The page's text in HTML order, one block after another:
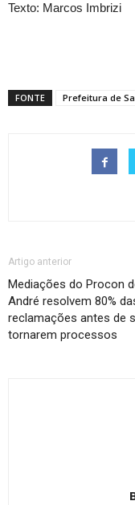
Texto: Marcos Imbrizi
FONTE Prefeitura de
Artigo anterior
Mediações do Procon
André resolvem 80%
reclamações antes de
tornarem processos